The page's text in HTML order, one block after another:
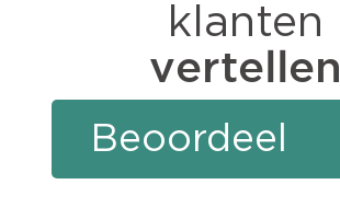
klanten
vertellen
Beoordeel